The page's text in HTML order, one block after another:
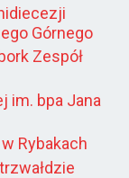
Górnego
Zespół
im. bpa Jana
Rybakach